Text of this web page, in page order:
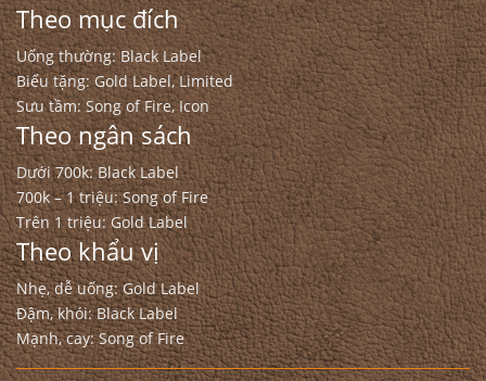
Theo mục đích
Uống thường: Black Label
Biếu tặng: Gold Label, Limited
Sưu tầm: Song of Fire, Icon
Theo ngân sách
Dưới 700k: Black Label
700k – 1 triệu: Song of Fire
Trên 1 triệu: Gold Label
Theo khẩu vị
Nhẹ, dễ uống: Gold Label
Đậm, khói: Black Label
Mạnh, cay: Song of Fire